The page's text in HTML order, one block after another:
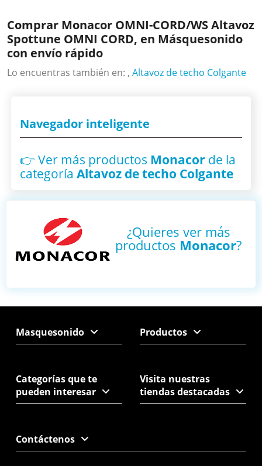
Comprar Monacor OMNI-CORD/WS Altavoz
Spottune OMNI CORD, en Másquesonido
con envío rápido
Lo encuentras también en: ,Altavoz de techo Colgante
Navegador inteligente
👉 Ver más productos Monacor de la
categoría Altavoz de techo Colgante
¿Quieres ver más
productos Monacor?
Masquesonido Productos
Categorías que te
pueden interesar
Visita nuestras
tiendas destacadas
Contáctenos